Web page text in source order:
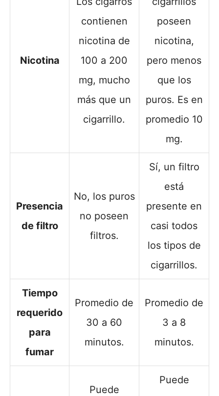
Nicotina
contienen
nicotina de
100 a 200
mg, mucho
más que un
cigarrillo.
poseen
nicotina,
pero menos
que los
puros. Es en
promedio 10
mg.
Presencia
de filtro
No, los puros
no poseen
filtros.
Sí, un filtro
está
presente en
casi todos
los tipos de
cigarrillos.
Tiempo
requerido
para
fumar
Promedio de
30 a 60
minutos.
Promedio de
3 a 8
minutos.
Puede
Puede